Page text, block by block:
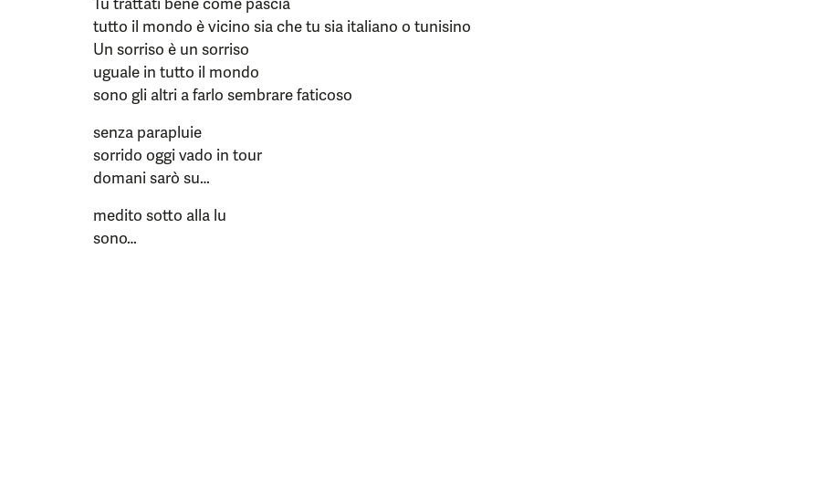
tutto il mondo è vicino sia che tu sia italiano o tunisino
Un sorriso è un sorriso
uguale in tutto il mondo
sono gli altri a farlo sembrare faticoso
senza parapluie
sorrido oggi vado in tour
domani sarò su…
medito sotto alla lu
sono…